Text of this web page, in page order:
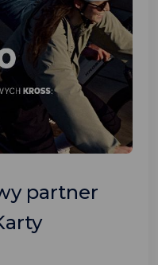
partner